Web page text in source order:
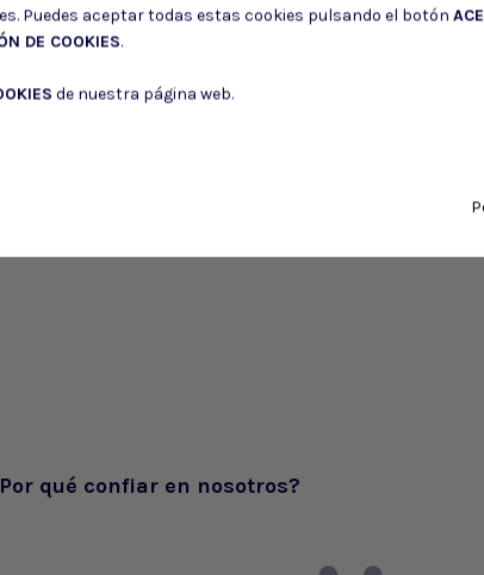
qué confiar en nosotros?
Puedes aceptar todas estas cookies pulsando el botón
DE COOKIES.
de nuestra página web.